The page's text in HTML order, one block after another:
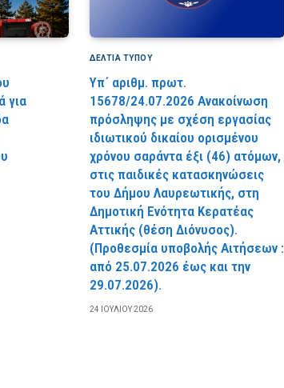
για
ΔΕΛΤΙΑ ΤΥΠΟΥ
Υπ΄ αριθμ. πρωτ.
15678/24.07.2026 Ανακοίνωση
πρόσληψης με σχέση εργασίας
ιδιωτικού δικαίου ορισμένου
χρόνου σαράντα έξι (46) ατόμων,
στις παιδικές κατασκηνώσεις
του Δήμου Λαυρεωτικής, στη
Δημοτική Ενότητα Κερατέας
Αττικής (θέση Διόνυσος).
(Προθεσμία υποβολής Αιτήσεων :
από 25.07.2026 έως και την
29.07.2026).
24 ΙΟΥΛΊΟΥ 2026